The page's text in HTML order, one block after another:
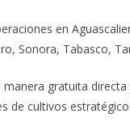
en
Sonora, Tabasco,
gratuita
de cultivos